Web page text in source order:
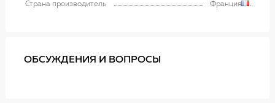
Страна производитель Франция
ОБСУЖДЕНИЯ И ВОПРОСЫ